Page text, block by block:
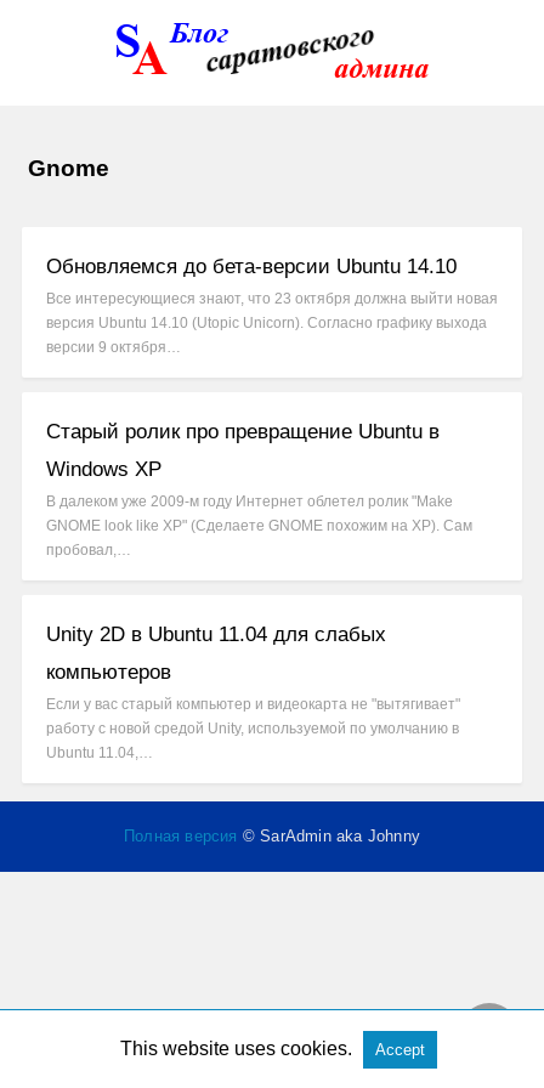
Gnome
Обновляемся до бета-версии Ubuntu 14.10
Все интересующиеся знают, что 23 октября должна выйти новая
версия Ubuntu 14.10 (Utopic Unicorn). Согласно графику выхода
версии 9 октября…
Старый ролик про превращение Ubuntu в
Windows XP
В далеком уже 2009-м году Интернет облетел ролик "Make
GNOME look like XP" (Сделаете GNOME похожим на XP). Сам
пробовал,…
Unity 2D в Ubuntu 11.04 для слабых
компьютеров
Если у вас старый компьютер и видеокарта не "вытягивает"
работу с новой средой Unity, используемой по умолчанию в
Ubuntu 11.04,…
Полная версия © SarAdmin aka Johnny
This website uses cookies. Accept